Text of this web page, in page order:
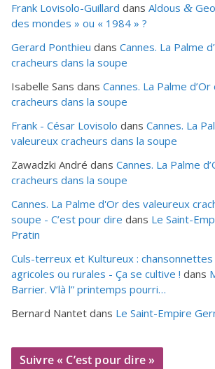
Frank Lovisolo-Guillard dans Aldous &
des mondes » ou « 1984 » ?
Gerard Ponthieu dans Cannes. La Palme
cracheurs dans la soupe
Isabelle Sans dans Cannes. La Palme
cracheurs dans la soupe
Frank - César Lovisolo dans Cannes. La
valeureux cracheurs dans la soupe
Zawadzki André dans Cannes. La Palme
cracheurs dans la soupe
Cannes. La Palme d'Or des valeureux
soupe - C’est pour dire dans Le Saint-
Pratin
Culs-terreux et Kultureux :
agricoles ou rurales - Ça se cultive ! dans
Barrier. V’là l” printemps pourri…
Bernard Nantet dans Le Saint-Empire
Suivre « C’est pour dire »